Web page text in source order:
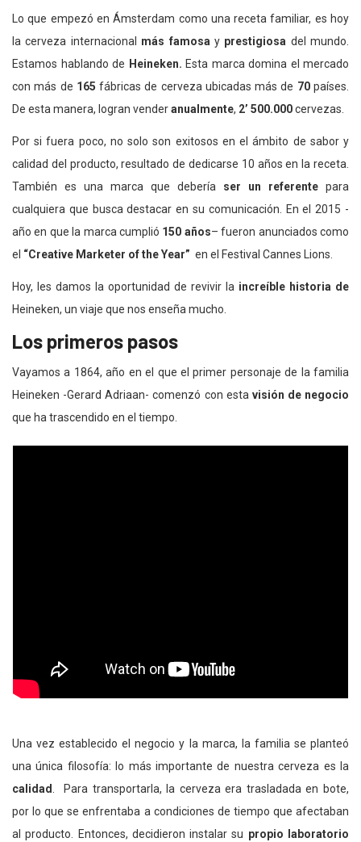
Lo que empezó en Ámsterdam como una receta familiar, es hoy
la cerveza internacional más famosa y prestigiosa del mundo.
Estamos hablando de Heineken. Esta marca domina el mercado
con más de 165fábricas de cerveza ubicadas más de 70países.
De esta manera, logran venderanualmente, 2’ 500.000cervezas.
Por si fuera poco, no solo son exitosos en el ámbito de sabor y
calidad del producto, resultado de dedicarse 10 años en la receta.
También es una marca que debería ser un referente para
cualquiera que busca destacar en su comunicación. En el 2015 -
año en que la marca cumplió 150 años– fueron anunciados como
el “Creative Marketer of the Year” en el Festival Cannes Lions.
Hoy, les damos la oportunidad de revivir la increíble historia de
Heineken, un viaje que nos enseña mucho.
Los primeros pasos
Vayamos a 1864, año en el que el primer personaje de la familia
Heineken -Gerard Adriaan- comenzó con esta visión de negocio
que ha trascendido en el tiempo.
Una vez establecido el negocio y la marca, la familia se planteó
una única filosofía: lo más importante de nuestra cerveza es la
calidad
. Para transportarla, la cerveza era trasladada en bote,
por lo que se enfrentaba a condiciones de tiempo que afectaban
al producto. Entonces, decidieron instalar su propio laboratorio